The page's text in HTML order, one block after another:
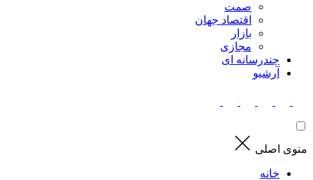
صمت
اقتصاد جهان
بازار
مجازی
چندرسانه ای
آرشیو
منوی اصلی
خانه